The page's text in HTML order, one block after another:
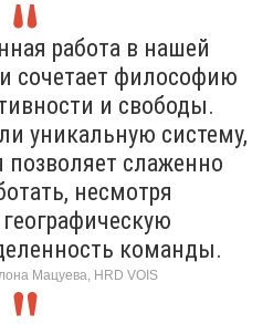
работа в нашей
сочетает философию
и свободы.
уникальную систему,
позволяет слаженно
несмотря
географическую
команды.
Мацуева, HRD VOIS